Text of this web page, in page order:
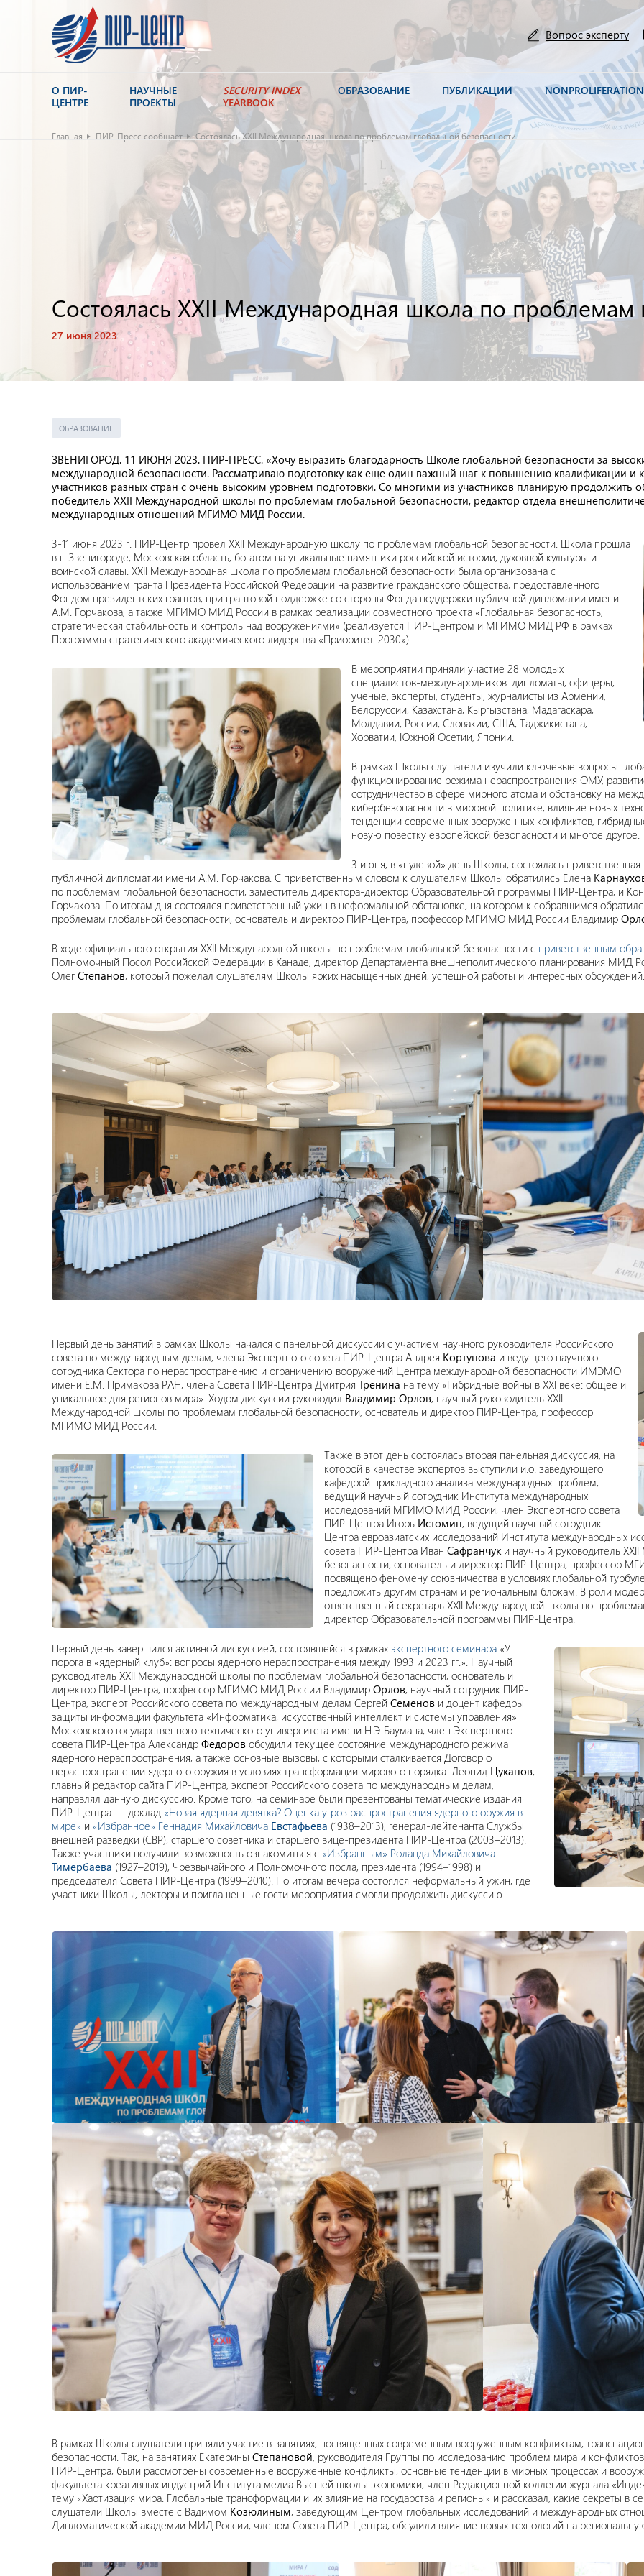
Вопрос эксперту
О ПИР-
ЦЕНТРЕ
НАУЧНЫЕ
ПРОЕКТЫ
SECURITY INDEX
YEARBOOK
ОБРАЗОВАНИЕ ПУБЛИКАЦИИ
Главная ПИР-Пресс сообщает Состоялась XXII Международная школа по проблемам глобальной безопасности
Состоялась XXII Международная школа по проблемам
27 июня 2023
ОБРАЗОВАНИЕ
ЗВЕНИГОРОД. 11 ИЮНЯ 2023. ПИР-ПРЕСС. «Хочу выразить благодарность Школе глобальной безопасности за
международной безопасности. Рассматриваю подготовку как еще один важный шаг к повышению квалификации и
участников разных стран с очень высоким уровнем подготовки. Со многими из участников планирую
победитель XXII Международной школы по проблемам глобальной безопасности, редактор отдела
международных отношений МГИМО МИД России.
3-11 июня 2023 г. ПИР-Центр провел XXII Международную школу по проблемам глобальной безопасности. Школа прошла
в г. Звенигороде, Московская область, богатом на уникальные памятники российской истории, духовной культуры и
воинской славы. XXII Международная школа по проблемам глобальной безопасности была организована с
использованием гранта Президента Российской Федерации на развитие гражданского общества, предоставленного
Фондом президентских грантов, при грантовой поддержке со стороны Фонда поддержки публичной дипломатии имени
А.М. Горчакова, а также МГИМО МИД России в рамках реализации совместного проекта «Глобальная безопасность,
стратегическая стабильность и контроль над вооружениями» (реализуется ПИР-Центром и МГИМО МИД РФ в рамках
Программы стратегического академического лидерства «Приоритет-2030»).
В мероприятии приняли участие 28 молодых
специалистов-международников: дипломаты, офицеры,
ученые, эксперты, студенты, журналисты из Армении,
Белоруссии, Казахстана, Кыргызстана, Мадагаскара,
Молдавии, России, Словакии, США, Таджикистана,
Хорватии, Южной Осетии, Японии.
В рамках Школы слушатели изучили ключевые вопросы
функционирование режима нераспространения ОМУ,
сотрудничество в сфере мирного атома и обстановку на
кибербезопасности в мировой политике, влияние новых
тенденции современных вооруженных конфликтов,
новую повестку европейской безопасности и многое другое.
3 июня, в «нулевой» день Школы, состоялась
публичной дипломатии имени А.М. Горчакова. С приветственным словом к слушателям Школы обратились Елена
по проблемам глобальной безопасности, заместитель директора-директор Образовательной программы ПИР-Центра, и
Горчакова. По итогам дня состоялся приветственный ужин в неформальной обстановке, на котором к собравшимся
проблемам глобальной безопасности, основатель и директор ПИР-Центра, профессор МГИМО МИД России Владимир
В ходе официального открытия XXII Международной школы по проблемам глобальной безопасности с приветственным
Полномочный Посол Российской Федерации в Канаде, директор Департамента внешнеполитического планирования МИД
Олег Степанов, который пожелал слушателям Школы ярких насыщенных дней, успешной работы и интересных обсуждений.
Первый день занятий в рамках Школы начался с панельной дискуссии с участием научного руководителя Российского
совета по международным делам, члена Экспертного совета ПИР-Центра Андрея Кортунова и ведущего научного
сотрудника Сектора по нераспространению и ограничению вооружений Центра международной безопасности ИМЭМО
имени Е.М. Примакова РАН, члена Совета ПИР-Центра Дмитрия Тренина на тему «Гибридные войны в XXI веке: общее и
уникальное для регионов мира». Ходом дискуссии руководил Владимир Орлов, научный руководитель XXII
Международной школы по проблемам глобальной безопасности, основатель и директор ПИР-Центра, профессор
МГИМО МИД России.
Также в этот день состоялась вторая панельная дискуссия, на
которой в качестве экспертов выступили и.о. заведующего
кафедрой прикладного анализа международных проблем,
ведущий научный сотрудник Института международных
исследований МГИМО МИД России, член Экспертного совета
ПИР-Центра Игорь Истомин, ведущий научный сотрудник
Центра евроазиатских исследований Института
совета ПИР-Центра Иван Сафранчук и научный руководитель
безопасности, основатель и директор ПИР-Центра, профессор
посвящено феномену союзничества в условиях глобальной
предложить другим странам и региональным блокам. В роли
ответственный секретарь XXII Международной школы по
директор Образовательной программы ПИР-Центра.
Первый день завершился активной дискуссией, состоявшейся в рамках экспертного семинара «У
порога в «ядерный клуб»: вопросы ядерного нераспространения между 1993 и 2023 гг.». Научный
руководитель XXII Международной школы по проблемам глобальной безопасности, основатель и
директор ПИР-Центра, профессор МГИМО МИД России Владимир Орлов, научный сотрудник ПИР-
Центра, эксперт Российского совета по международным делам Сергей Семенов и доцент кафедры
защиты информации факультета «Информатика, искусственный интеллект и системы управления»
Московского государственного технического университета имени Н.Э. Баумана, член Экспертного
совета ПИР-Центра Александр Федоров обсудили текущее состояние международного режима
ядерного нераспространения, а также основные вызовы, с которыми сталкивается Договор о
нераспространении ядерного оружия в условиях трансформации мирового порядка. Леонид Цуканов,
главный редактор сайта ПИР-Центра, эксперт Российского совета по международным делам,
направлял данную дискуссию. Кроме того, на семинаре были презентованы тематические издания
ПИР-Центра — доклад «Новая ядерная девятка? Оценка угроз распространения ядерного оружия в
мире» и «Избранное» Геннадия Михайловича Евстафьева (1938–2013), генерал-лейтенанта Службы
внешней разведки (СВР), старшего советника и старшего вице-президента ПИР-Центра (2003–2013).
Также участники получили возможность ознакомиться с «Избранным» Роланда Михайловича
Тимербаева (1927–2019), Чрезвычайного и Полномочного посла, президента (1994–1998) и
председателя Совета ПИР-Центра (1999–2010). По итогам вечера состоялся неформальный ужин, где
участники Школы, лекторы и приглашенные гости мероприятия смогли продолжить дискуссию.
В рамках Школы слушатели приняли участие в занятиях, посвященных современным вооруженным конфликтам,
безопасности. Так, на занятиях Екатерины Степановой, руководителя Группы по исследованию проблем мира и
ПИР-Центра, были рассмотрены современные вооруженные конфликты, основные тенденции в мирных процессах и
факультета креативных индустрий Института медиа Высшей школы экономики, член Редакционной коллегии журнала
тему «Хаотизация мира. Глобальные трансформации и их влияние на государства и регионы» и рассказал, какие секреты в
слушатели Школы вместе с Вадимом Козюлиным, заведующим Центром глобальных исследований и международных
Дипломатической академии МИД России, членом Совета ПИР-Центра, обсудили влияние новых технологий на